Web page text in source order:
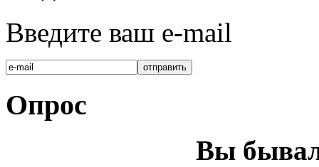
Введите ваш e-mail
Опрос
Вы